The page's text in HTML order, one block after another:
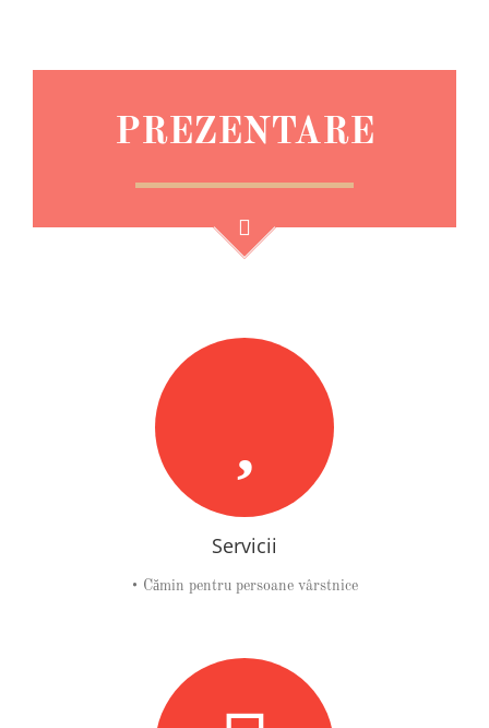
PREZENTARE
Servicii
• Cămin pentru persoane vârstnice